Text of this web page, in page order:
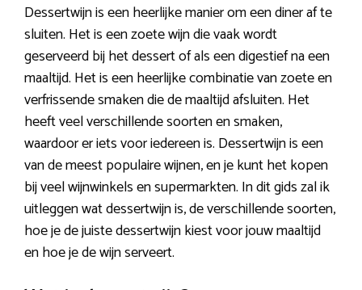
Dessertwijn is een heerlijke manier om een diner af te
sluiten. Het is een zoete wijn die vaak wordt
geserveerd bij het dessert of als een digestief na een
maaltijd. Het is een heerlijke combinatie van zoete en
verfrissende smaken die de maaltijd afsluiten. Het
heeft veel verschillende soorten en smaken,
waardoor er iets voor iedereen is. Dessertwijn is een
van de meest populaire wijnen, en je kunt het kopen
bij veel wijnwinkels en supermarkten. In dit gids zal ik
uitleggen wat dessertwijn is, de verschillende soorten,
hoe je de juiste dessertwijn kiest voor jouw maaltijd
en hoe je de wijn serveert.